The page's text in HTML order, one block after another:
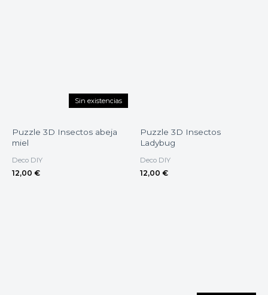
Sin existencias
Puzzle 3D Insectos abeja
miel
Deco DIY
12,00 €
Puzzle 3D Insectos
Ladybug
Deco DIY
12,00 €